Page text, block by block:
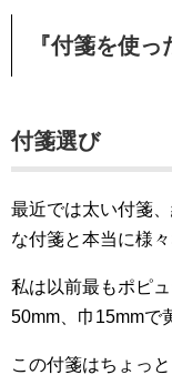
『付箋を使っ
付箋選び
最近では太い付箋
な付箋と本当に様
私は以前最もポピ
50mm、巾15mmで
この付箋はちょっ